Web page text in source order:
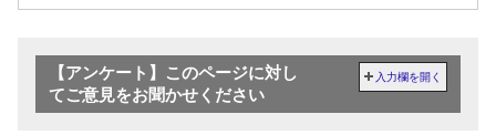
【アンケート】このページに対し
てご意見をお聞かせください
入力欄を開く